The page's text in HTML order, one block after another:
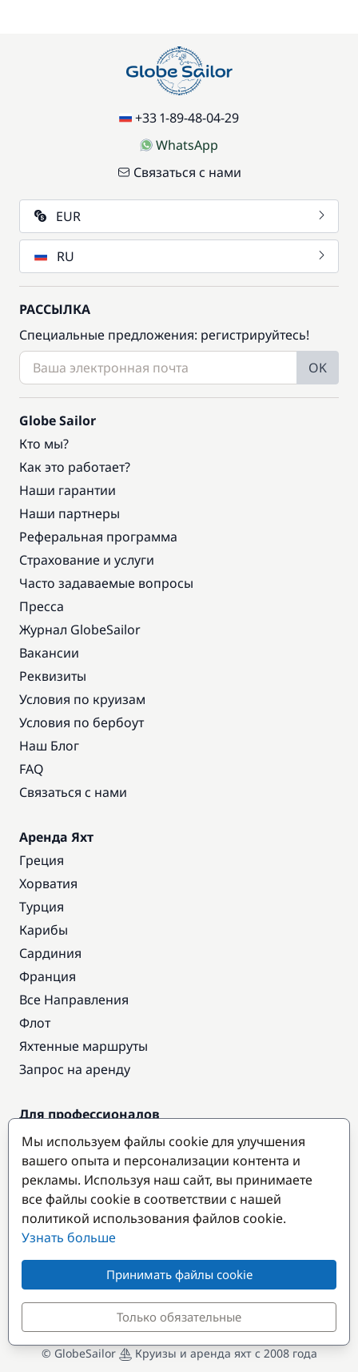
+33 1-89-48-04-29
WhatsApp
Связаться с нами
EUR
RU
РАССЫЛКА
Специальные предложения: регистрируйтесь!
OK
Globe Sailor
Кто мы?
Как это работает?
Наши гарантии
Наши партнеры
Реферальная программа
Страхование и услуги
Часто задаваемые вопросы
Пресса
Журнал GlobeSailor
Вакансии
Реквизиты
Условия по круизам
Условия по бербоут
Наш Блог
FAQ
Связаться с нами
Аренда Яхт
Греция
Хорватия
Турция
Карибы
Сардиния
Франция
Все Направления
Флот
Яхтенные маршруты
Запрос на аренду
Для профессионалов
Доступ про
Стать партнером
Популярные направления
© GlobeSailor Круизы и аренда яхт с 2008 года
Мы используем файлы cookie для улучшения
вашего опыта и персонализации контента и
рекламы. Используя наш сайт, вы принимаете
все файлы cookie в соответствии с нашей
политикой использования файлов cookie.
Узнать больше
Принимать файлы cookie
Только обязательные